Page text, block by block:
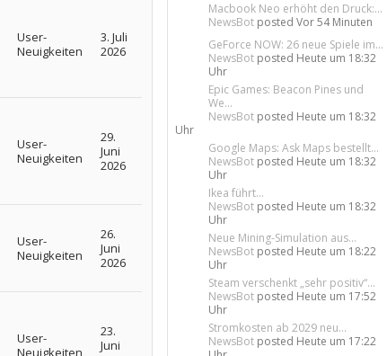
User-
Neuigkeiten
3. Juli
2026
User-
Neuigkeiten
29.
Juni
2026
User-
Neuigkeiten
26.
Juni
2026
User-
Neuigkeiten
23.
Juni
Macbook Neo erhöht den Druck:...
NewsBot postedVor 54 Minuten
GeForce NOW: 26 neue Spiele im...
NewsBot posted Heute um 18:32
Uhr
Epic Games: Beacon Pines und
We...
NewsBot posted Heute um 18:32
Uhr
Google Maps: Ask Maps bestellt...
NewsBot posted Heute um 18:32
Uhr
Ikea führt...
NewsBot posted Heute um 18:32
Uhr
Neue Mining-Simulation aus...
NewsBot posted Heute um 18:22
Uhr
Steam verschenkt „sehr positiv“...
NewsBot posted Heute um 17:52
Uhr
Stromkosten ab 2029 neu...
NewsBot posted Heute um 17:22